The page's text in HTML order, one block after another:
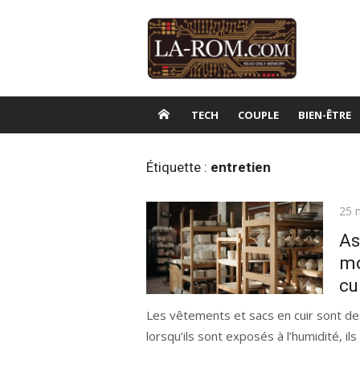
TECH COUPLE BIEN-ÊTRE
Étiquette : entretien
25
Les vêtements et sacs en cuir sont
lorsqu’ils sont exposés à l’humidité,